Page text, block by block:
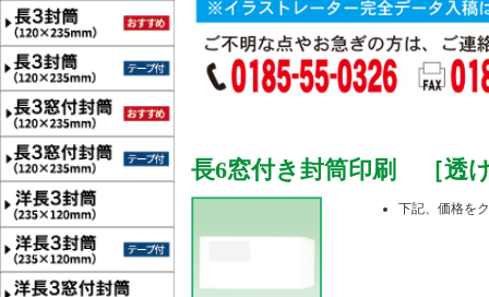
長6窓付き封筒印刷 ［透
下記、価格を